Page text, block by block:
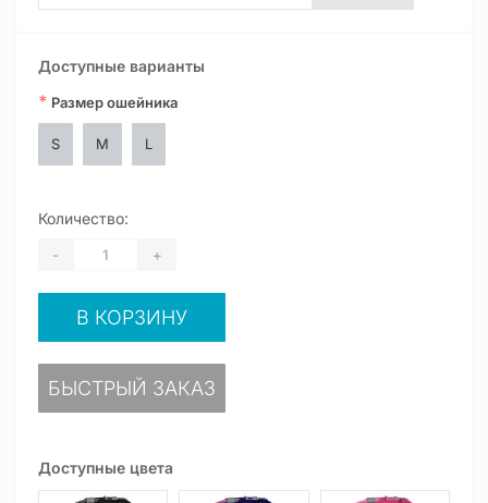
Доступные цвета
Доступные варианты
* Размер ошейника
S M L
Количество:
- +
В КОРЗИНУ
БЫСТРЫЙ ЗАКАЗ